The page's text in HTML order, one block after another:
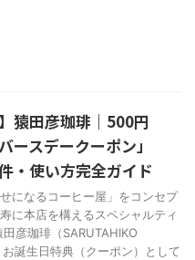
猿田彦珈琲｜500円
ースデークーポン」
・使い方完全ガイド
になるコーヒー屋」をコンセプ
に本店を構えるスペシャルティ
彦珈琲（SARUTAHIKO
誕生日特典（クーポン）として